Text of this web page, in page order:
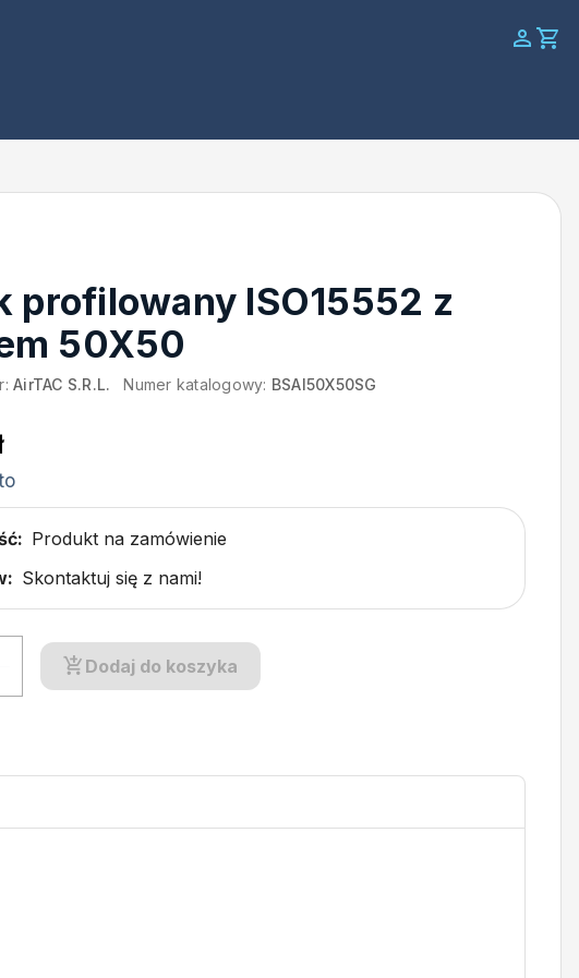
profilowany ISO15552 z
50X50
AirTAC S.R.L. Numer katalogowy: BSAI50X50SG
Produkt na zamówienie
Skontaktuj się z nami!
Dodaj do koszyka